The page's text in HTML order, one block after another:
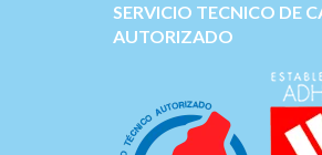
SERVICIO TECNICO DE
AUTORIZADO